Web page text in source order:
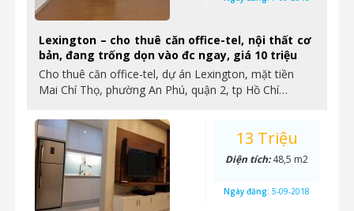
Lexington – cho thuê căn office-tel, nội thất cơ
bản, đang trống dọn vào đc ngay, giá 10 triệu
Cho thuê căn office-tel, dự án Lexington, mặt tiền
Mai Chí Thọ, phường An Phú, quận 2, tp Hồ Chí…
13 Triệu
Diện tích:48,5 m2
Ngày đăng: 5-09-2018